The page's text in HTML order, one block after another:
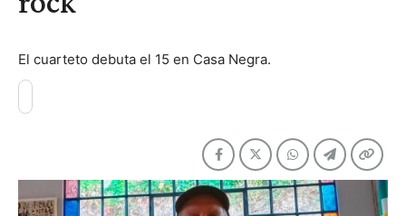
El cuarteto debuta el 15 en Casa Negra.